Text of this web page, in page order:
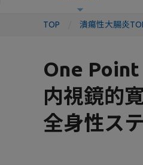
TOP 潰瘍性大腸炎
One
内視鏡的
全身性ス